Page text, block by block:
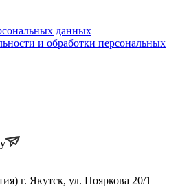
данных
и обработки персональных
г. Якутск, ул. Пояркова 20/1